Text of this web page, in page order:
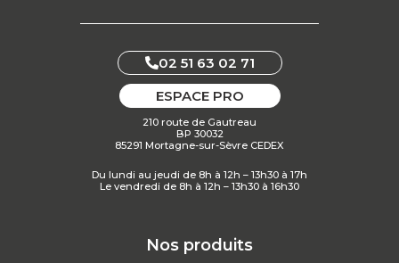
02 51 63 02 71
ESPACE PRO
210 route de Gautreau
BP 30032
85291 Mortagne-sur-Sèvre CEDEX
Du lundi au jeudi de 8h à 12h – 13h30 à 17h
Le vendredi de 8h à 12h – 13h30 à 16h30
Nos produits